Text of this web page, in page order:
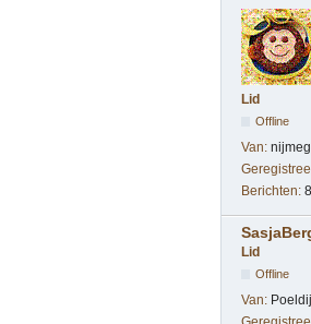
Lid
Offline
Van:
Berichten:
Lid
Offline
Van: